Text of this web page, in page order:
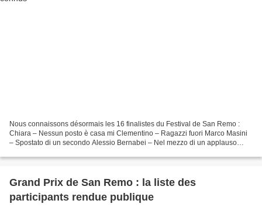
Nous connaissons désormais les 16 finalistes du Festival de San Remo :
Chiara – Nessun posto è casa mi Clementino – Ragazzi fuori Marco Masini
– Spostato di un secondo Alessio Bernabei – Nel mezzo di un applauso
Grand Prix de San Remo : la liste des
participants rendue publique